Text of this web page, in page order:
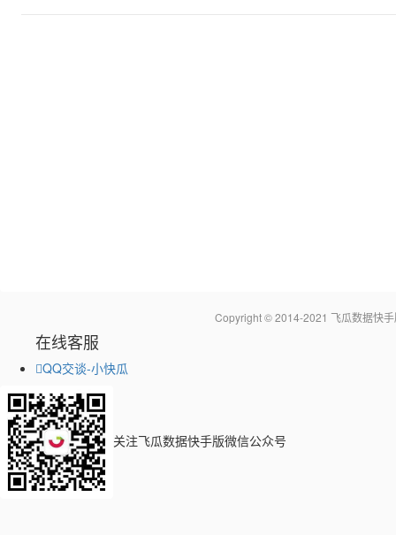
Copyright © 2014-2021 飞瓜数据快
在线客服
QQ交谈-小快瓜
关注飞瓜数据快手版微信公众号